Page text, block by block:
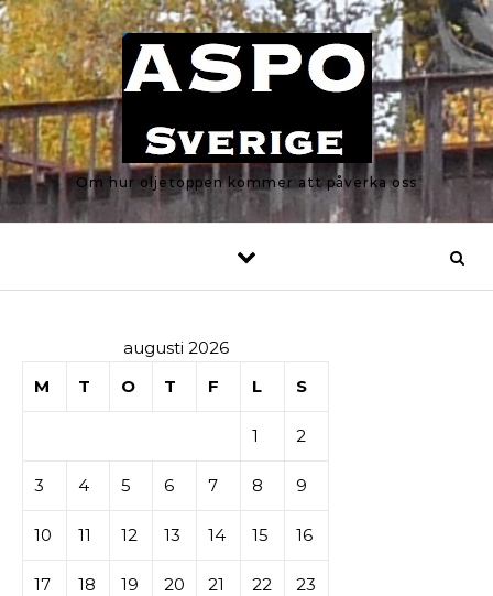
Skip to content
Om hur oljetoppen kommer att påverka oss
augusti 2026
M
T O T F L S
1 2
3 4 5 6 7 8 9
10 11 12 13 14 15 16
17 18 19 20 21 22 23